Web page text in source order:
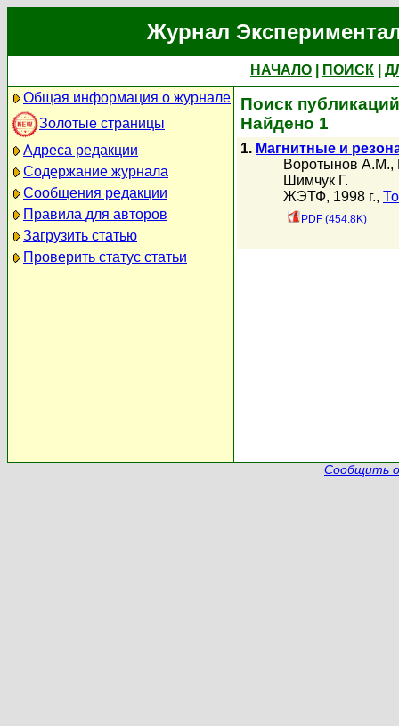
Журнал
НАЧАЛО ПОИСК
Общая информация о журнале
Золотые страницы
Адреса редакции
Содержание журнала
Сообщения редакции
Правила для авторов
Загрузить статью
Проверить статус статьи
Поиск
Найдено 1
1. Магнитные и
Воротынов А.М.,
Шимчук Г.
ЖЭТФ, 1998 г.,
PDF (454.8K)
Сообщить о